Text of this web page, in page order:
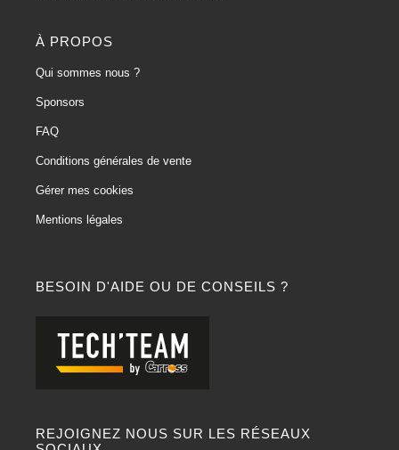
BESOIN D'AIDE OU DE CONSEILS ?
REJOIGNEZ NOUS SUR LES RÉSEAUX
À PROPOS
Qui sommes nous ?
Sponsors
FAQ
Conditions générales de vente
Gérer mes cookies
Mentions légales